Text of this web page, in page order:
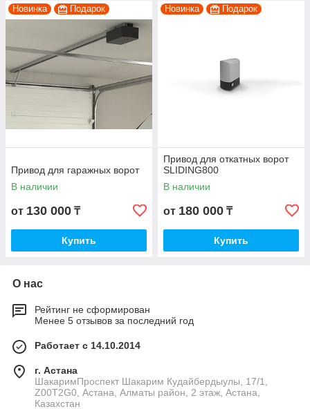
Новинка Подарок
Привод для гаражных ворот
В наличии
от 130 000 ₸
Купить
Новинка Подарок
Привод для откатных ворот
SLIDING800
В наличии
от 180 000 ₸
Купить
О нас
Рейтинг не сформирован
Менее 5 отзывов за последний год
Работает с 14.10.2014
г. Астана
ШакаримПроспект Шакарим Кудайбердыулы, 17/1,
Z00T2G0, Астана, Алматы район, 2 этаж, Астана,
Казахстан